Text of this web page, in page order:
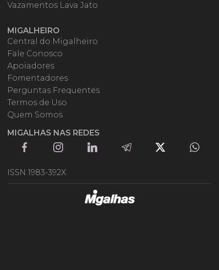
Vazamentos Lava Jato
MIGALHEIRO
Central do Migalheiro
Fale Conosco
Apoiadores
Fomentadores
Perguntas Frequentes
Termos de Uso
Quem Somos
MIGALHAS NAS REDES
ISSN 1983-392X